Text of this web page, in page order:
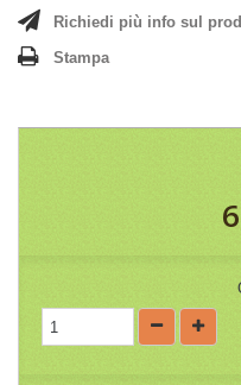
Richiedi più info sul
Stampa